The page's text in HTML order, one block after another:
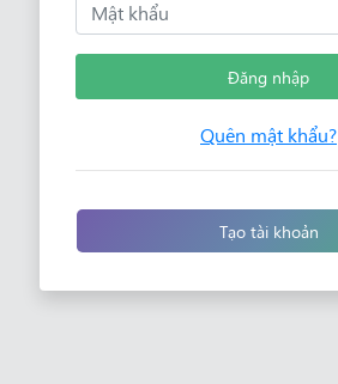
Đăng nhập
Quên mật khẩu?
Tạo tài khoản